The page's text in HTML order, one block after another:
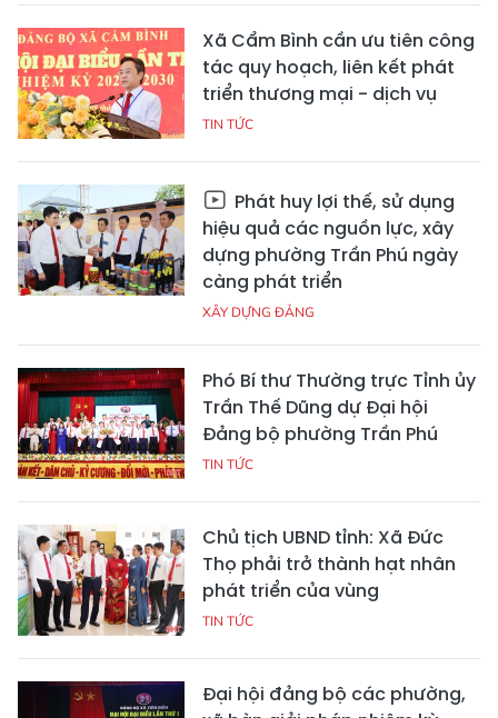
Xã Cẩm Bình cần ưu tiên công
tác quy hoạch, liên kết phát
triển thương mại - dịch vụ
TIN TỨC
Phát huy lợi thế, sử dụng
hiệu quả các nguồn lực, xây
dựng phường Trần Phú ngày
càng phát triển
XÂY DỰNG ĐẢNG
Phó Bí thư Thường trực Tỉnh ủy
Trần Thế Dũng dự Đại hội
Đảng bộ phường Trần Phú
TIN TỨC
Chủ tịch UBND tỉnh: Xã Đức
Thọ phải trở thành hạt nhân
phát triển của vùng
TIN TỨC
Đại hội đảng bộ các phường,